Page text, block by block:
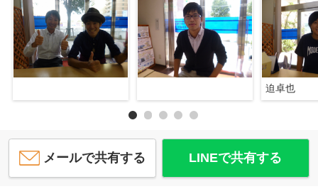
迫卓也
メールで共有する LINEで共有する